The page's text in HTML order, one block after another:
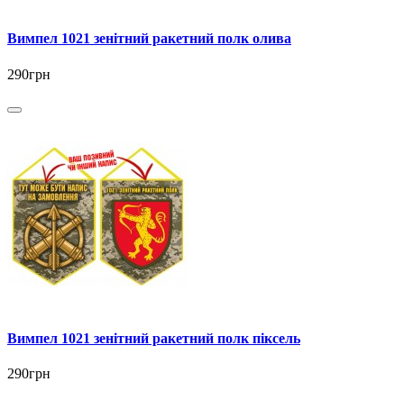
Вимпел 1021 зенітний ракетний полк олива
290грн
Вимпел 1021 зенітний ракетний полк піксель
290грн